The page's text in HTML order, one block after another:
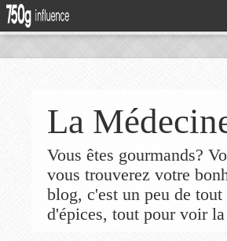
La
Vous êtes gourmands?
vous trouverez votre
blog, c'est un peu de
d'épices, tout pour voir